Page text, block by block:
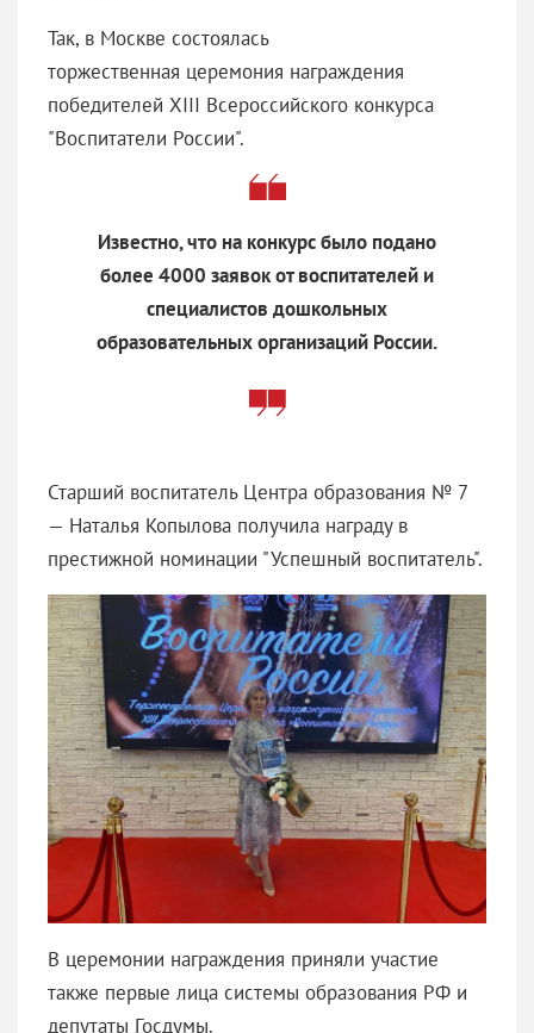
Так, в Москве состоялась
торжественная церемония награждения
победителей XIII Всероссийского конкурса
"Воспитатели России".
Известно, что на конкурс было подано
более 4000 заявок от воспитателей и
специалистов дошкольных
образовательных организаций России.
Старший воспитатель Центра образования № 7
— Наталья Копылова получила награду в
престижной номинации "Успешный воспитатель".
В церемонии награждения приняли участие
также первые лица системы образования РФ и
депутаты Госдумы.